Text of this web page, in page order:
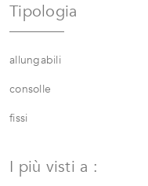
Tipologia
allungabili
consolle
fissi
I più visti a :